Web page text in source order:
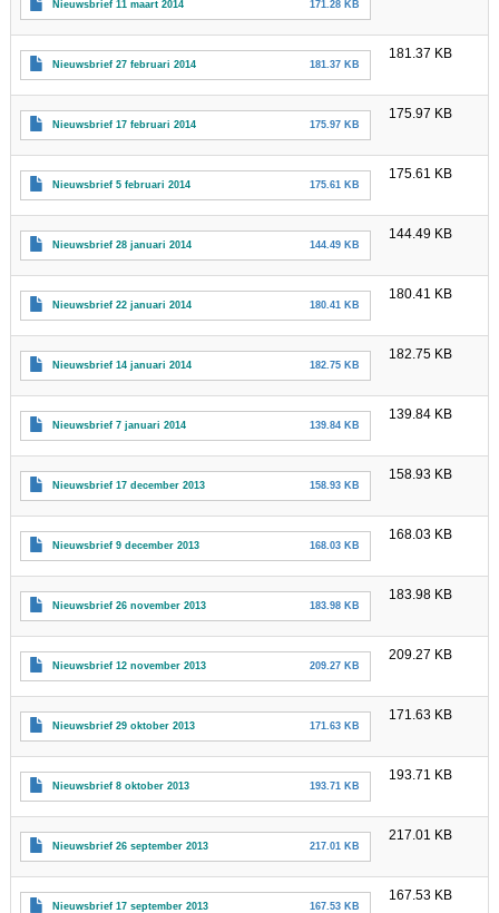
Nieuwsbrief 11 maart 2014 171.28 KB
Nieuwsbrief 27 februari 2014 181.37 KB
181.37 KB
Nieuwsbrief 17 februari 2014 175.97 KB
175.97 KB
Nieuwsbrief 5 februari 2014 175.61 KB
175.61 KB
Nieuwsbrief 28 januari 2014 144.49 KB
144.49 KB
Nieuwsbrief 22 januari 2014 180.41 KB
180.41 KB
Nieuwsbrief 14 januari 2014 182.75 KB
182.75 KB
Nieuwsbrief 7 januari 2014 139.84 KB
139.84 KB
Nieuwsbrief 17 december 2013 158.93 KB
158.93 KB
Nieuwsbrief 9 december 2013 168.03 KB
168.03 KB
Nieuwsbrief 26 november 2013 183.98 KB
183.98 KB
Nieuwsbrief 12 november 2013 209.27 KB
209.27 KB
Nieuwsbrief 29 oktober 2013 171.63 KB
171.63 KB
Nieuwsbrief 8 oktober 2013 193.71 KB
193.71 KB
Nieuwsbrief 26 september 2013 217.01 KB
217.01 KB
Nieuwsbrief 17 september 2013 167.53 KB
167.53 KB